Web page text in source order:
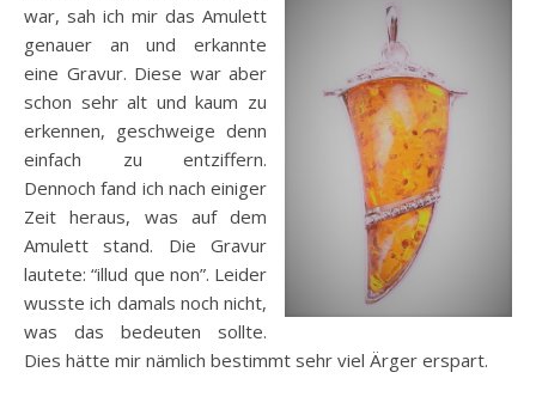
war, sah ich mir das Amulett
genauer an und erkannte
eine Gravur. Diese war aber
schon sehr alt und kaum zu
erkennen, geschweige denn
einfach zu entziffern.
Dennoch fand ich nach einiger
Zeit heraus, was auf dem
Amulett stand. Die Gravur
lautete: “illud que non”. Leider
wusste ich damals noch nicht,
was das bedeuten sollte.
Dies hätte mir nämlich bestimmt sehr viel Ärger erspart.